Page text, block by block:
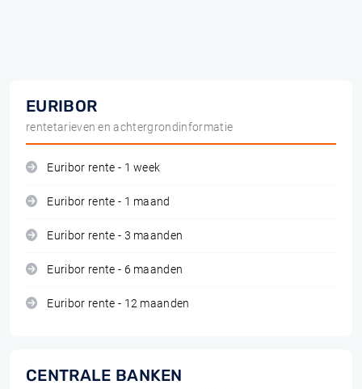
EURIBOR
rentetarieven en achtergrondinformatie
Euribor rente - 1 week
Euribor rente - 1 maand
Euribor rente - 3 maanden
Euribor rente - 6 maanden
Euribor rente - 12 maanden
CENTRALE BANKEN